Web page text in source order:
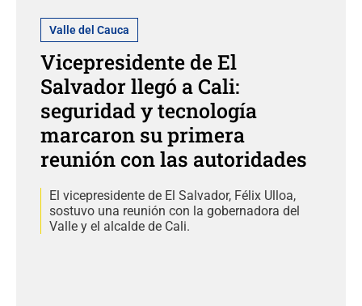
Valle del Cauca
Vicepresidente de El
Salvador llegó a Cali:
seguridad y tecnología
marcaron su primera
reunión con las autoridades
El vicepresidente de El Salvador, Félix Ulloa,
sostuvo una reunión con la gobernadora del
Valle y el alcalde de Cali.